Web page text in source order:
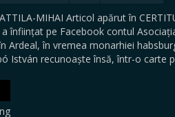
MIHAI Articol apărut în
înființat pe Facebook contul
Ardeal, în vremea monarhiei
István recunoaște însă, într-o carte